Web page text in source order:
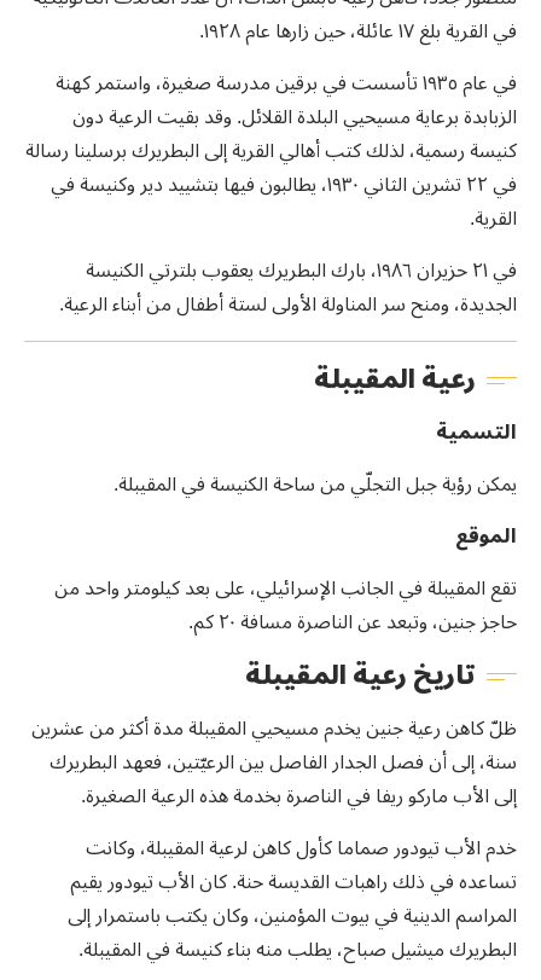
في القرية بلغ ١٧ عائلة، حين زارها عام ١٩٢٨.
في عام ١٩٣٥ تأسست في برقين مدرسة صغيرة، واستمر كهنة
الزبابدة برعاية مسيحيي البلدة القلائل. وقد بقيت الرعية دون
كنيسة رسمية، لذلك كتب أهالي القرية إلى البطريرك برسلينا رسالة
في ٢٢ تشرين الثاني ١٩٣٠، يطالبون فيها بتشييد دير وكنيسة في
القرية.
في ٢١ حزيران ١٩٨٦، بارك البطريرك يعقوب بلترتي الكنيسة
الجديدة، ومنح سر المناولة الأولى لستة أطفال من أبناء الرعية.
رعية المقيبلة
التسمية
يمكن رؤية جبل التجلّي من ساحة الكنيسة في المقيبلة.
الموقع
تقع المقيبلة في الجانب الإسرائيلي، على بعد كيلومتر واحد من
حاجز جنين، وتبعد عن الناصرة مسافة ٢٠ كم.
تاريخ رعية المقيبلة
ظلّ كاهن رعية جنين يخدم مسيحيي المقيبلة مدة أكثر من عشرين
سنة، إلى أن فصل الجدار الفاصل بين الرعيّتين، فعهد البطريرك
إلى الأب ماركو ريفا في الناصرة بخدمة هذه الرعية الصغيرة.
خدم الأب تيودور صماما كأول كاهن لرعية المقيبلة، وكانت
تساعده في ذلك راهبات القديسة حنة. كان الأب تيودور يقيم
المراسم الدينية في بيوت المؤمنين، وكان يكتب باستمرار إلى
البطريرك ميشيل صباح، يطلب منه بناء كنيسة في المقيبلة.